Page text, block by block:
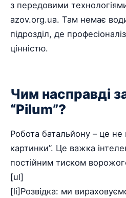
з передовими
azov.org.ua. Там немає
підрозділ, де
цінністю.
Чим насправді
“Pilum”?
Робота батальйону – це не
картинки”. Це важка
постійним тиском
[ul]
[li]Розвідка: ми